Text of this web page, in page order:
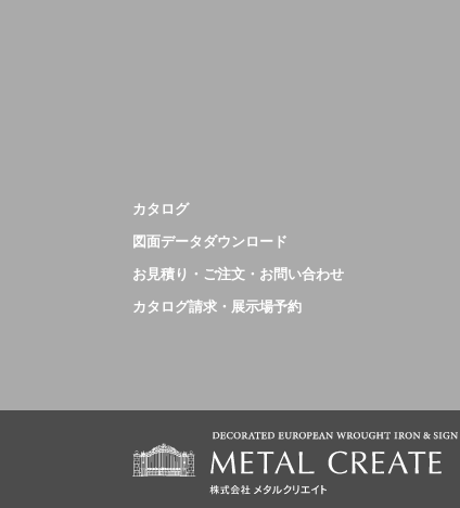
カタログ
図面データダウンロード
お見積り・ご注文・お問い合わせ
カタログ請求・展示場予約